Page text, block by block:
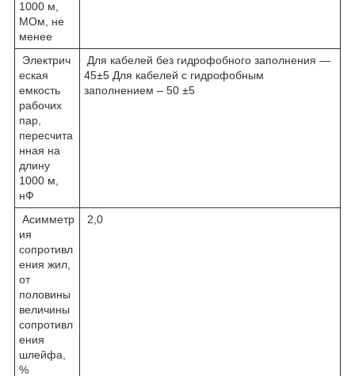
1000 м,
МОм, не
менее
Электрич
еская
емкость
рабочих
пар,
пересчита
нная на
длину
1000 м,
нФ
Для кабелей без гидрофобного заполнения —
45±5 Для кабелей с гидрофобным
заполнением – 50 ±5
Асимметр
ия
сопротивл
ения жил,
от
половины
величины
сопротивл
ения
шлейфа,
%
2,0